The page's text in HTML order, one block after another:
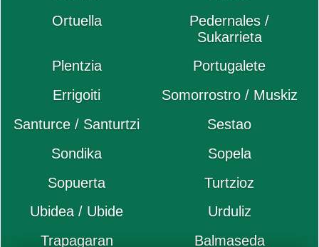
Ortuella
Pedernales /
Sukarrieta
Plentzia
Portugalete
Errigoiti
Somorrostro / Muskiz
Santurce / Santurtzi
Sestao
Sondika
Sopela
Sopuerta
Turtzioz
Ubidea / Ubide
Urduliz
Trapagaran
Balmaseda